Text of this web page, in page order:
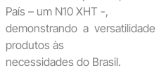
País – um N10 XHT -,
demonstrando a
produtos às
necessidades do Brasil.